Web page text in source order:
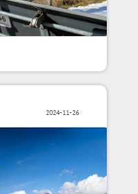
2024-11-26